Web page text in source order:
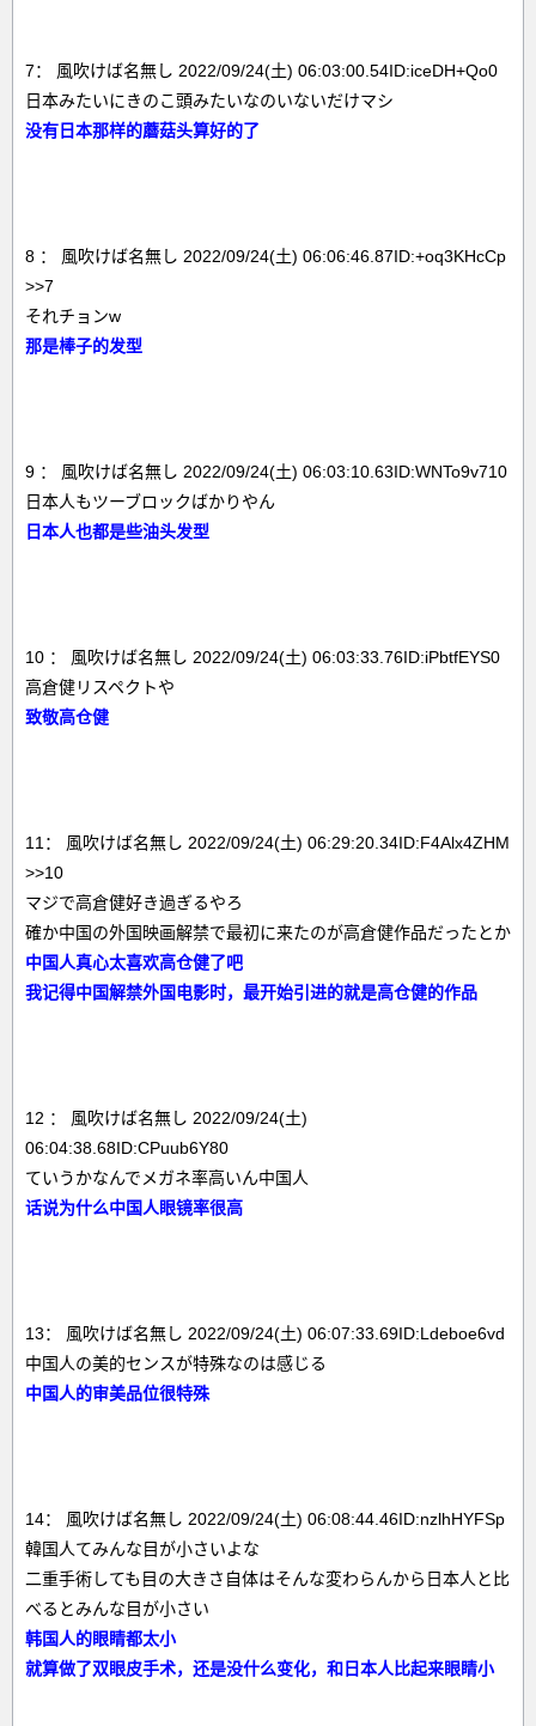
7： 風吹けば名無し 2022/09/24(土) 06:03:00.54ID:iceDH+Qo0
日本みたいにきのこ頭みたいなのいないだけマシ
没有日本那样的蘑菇头算好的了
8 ： 風吹けば名無し 2022/09/24(土) 06:06:46.87ID:+oq3KHcCp
>>7
それチョンw
那是棒子的发型
9 ： 風吹けば名無し 2022/09/24(土) 06:03:10.63ID:WNTo9v710
日本人もツーブロックばかりやん
日本人也都是些油头发型
10 ： 風吹けば名無し 2022/09/24(土) 06:03:33.76ID:iPbtfEYS0
高倉健リスペクトや
致敬高仓健
11： 風吹けば名無し 2022/09/24(土) 06:29:20.34ID:F4Alx4ZHM
>>10
マジで高倉健好き過ぎるやろ
確か中国の外国映画解禁で最初に来たのが高倉健作品だったとか
中国人真心太喜欢高仓健了吧
我记得中国解禁外国电影时，最开始引进的就是高仓健的作品
12 ： 風吹けば名無し 2022/09/24(土)
06:04:38.68ID:CPuub6Y80
ていうかなんでメガネ率高いん中国人
话说为什么中国人眼镜率很高
13： 風吹けば名無し 2022/09/24(土) 06:07:33.69ID:Ldeboe6vd
中国人の美的センスが特殊なのは感じる
中国人的审美品位很特殊
14： 風吹けば名無し 2022/09/24(土) 06:08:44.46ID:nzlhHYFSp
韓国人てみんな目が小さいよな
二重手術しても目の大きさ自体はそんな変わらんから日本人と比
べるとみんな目が小さい
韩国人的眼睛都太小
就算做了双眼皮手术，还是没什么变化，和日本人比起来眼睛小